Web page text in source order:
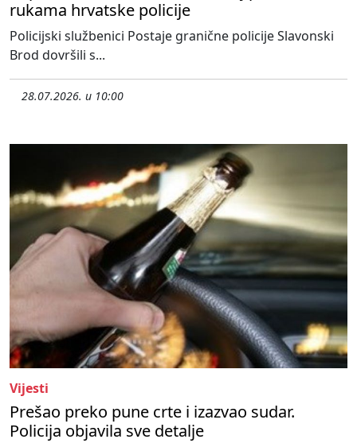
rukama hrvatske policije
Policijski službenici Postaje granične policije Slavonski
Brod dovršili s...
28.07.2026. u 10:00
Vijesti
Prešao preko pune crte i izazvao sudar.
Policija objavila sve detalje